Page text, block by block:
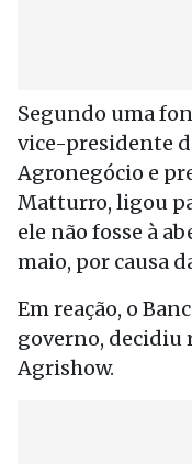
Segundo uma
vice-presidente
Agronegócio e
Matturro, ligou
ele não fosse à
maio, por causa
Em reação, o
governo, decidiu
Agrishow.